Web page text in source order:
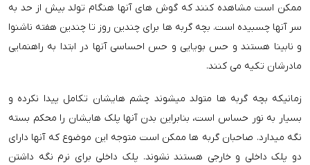
ممکن است مشاهده کنند که گوش های آنها هنگام تولد بیش از حد به
سر آنها چسبیده است. بچه گربه ها برای چندین روز تا چندین هفته ناشنوا
و نابینا هستند و حس بویایی و حس احساسی آنها در ابتدا به راهنمایی
مادرشان تکیه می کنند.
زمانیکه بچه گربه ها متولد میشوند چشم هایشان تکامل پیدا نکرده و
بسیار به نور حساس است، بنابراین بدن آنها پلک هایشان را محکم بسته
نگه میدارد. صاحبان گربه ها ممکن است متوجه این موضوع که آنها دارای
دو پلک داخلی و خارجی هستند نشوند. پلک داخلی برای نرم نگه داشتن